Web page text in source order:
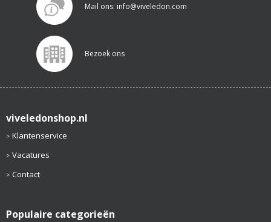
Mail ons: info@viveledon.com
Bezoek ons
viveledonshop.nl
Klantenservice
Vacatures
Contact
Populaire categorieën